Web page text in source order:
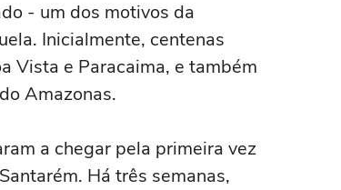
- um dos motivos da
Inicialmente, centenas
Vista e Paracaima, e também
Amazonas.
a chegar pela primeira vez
Há três semanas,